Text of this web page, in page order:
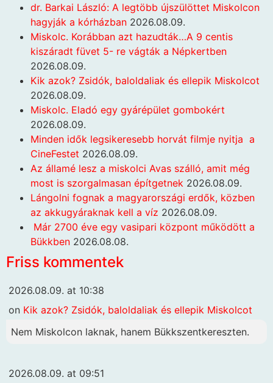
dr. Barkai László: A legtöbb újszülöttet Miskolcon
hagyják a kórházban 2026.08.09.
Miskolc. Korábban azt hazudták…A 9 centis
kiszáradt füvet 5- re vágták a Népkertben
2026.08.09.
Kik azok? Zsidók, baloldaliak és ellepik Miskolcot
2026.08.09.
Miskolc. Eladó egy gyárépület gombokért
2026.08.09.
Minden idők legsikeresebb horvát filmje nyitja a
CineFestet 2026.08.09.
Az államé lesz a miskolci Avas szálló, amit még
most is szorgalmasan építgetnek 2026.08.09.
Lángolni fognak a magyarországi erdők, közben
az akkugyáraknak kell a víz 2026.08.09.
Már 2700 éve egy vasipari központ működött a
Bükkben 2026.08.08.
Friss kommentek
2026.08.09. at 10:38
on Kik azok? Zsidók, baloldaliak és ellepik Miskolcot
Nem Miskolcon laknak, hanem Bükkszentkereszten.
2026.08.09. at 09:51